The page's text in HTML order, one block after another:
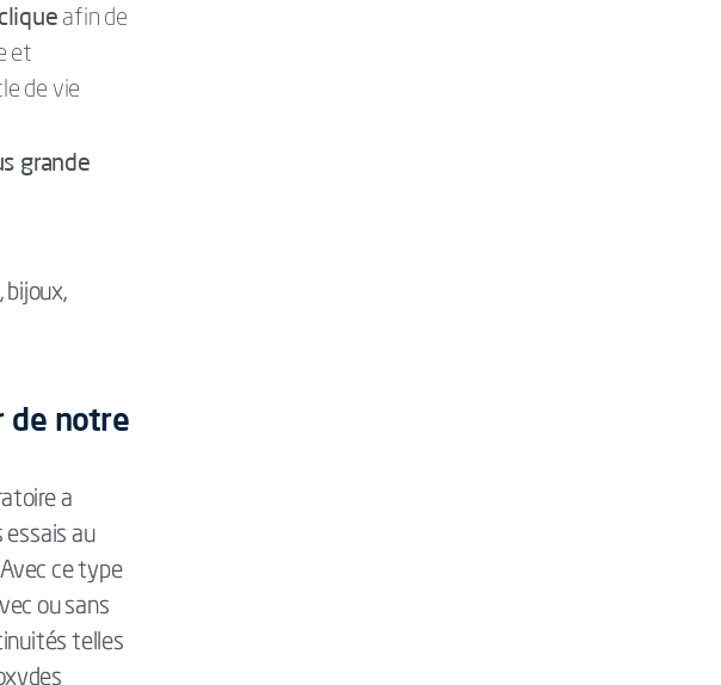
afin de
et
de vie
grande
bijoux,
de notre
a
essais au
ce type
ou sans
telles